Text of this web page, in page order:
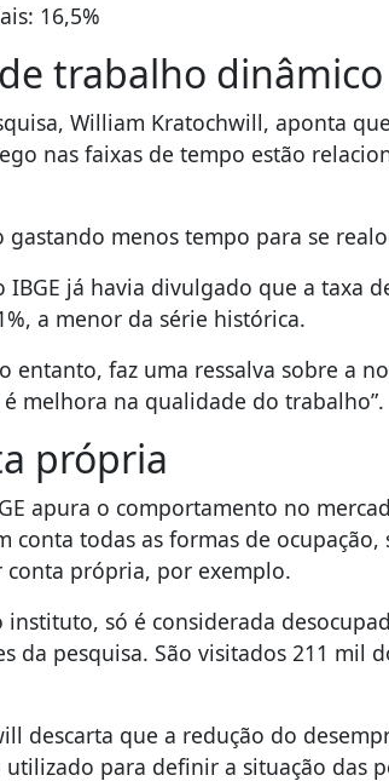
16,5%
trabalho dinâmico
William Kratochwill, aponta
nas faixas de tempo estão
gastando menos tempo para se
IBGE já havia divulgado que a taxa
a menor da série histórica.
entanto, faz uma ressalva sobre a
melhora na qualidade do trabalho”.
própria
apura o comportamento no
conta todas as formas de
própria, por exemplo.
instituto, só é considerada
da pesquisa. São visitados 211 mil
descarta que a redução do
para definir a situação das